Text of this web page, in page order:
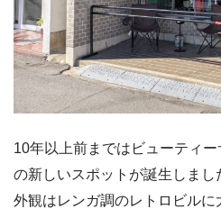
10年以上前まではビューティ
の新しいスポットが誕生しまし
外観はレンガ調のレトロビル